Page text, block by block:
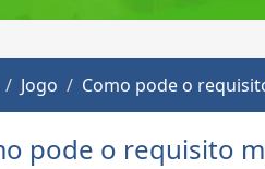
Jogo Como pode o
pode o requisito